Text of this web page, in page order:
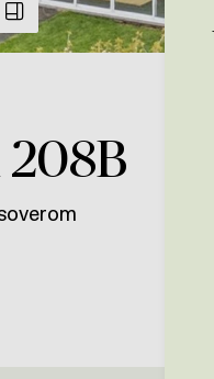
208B